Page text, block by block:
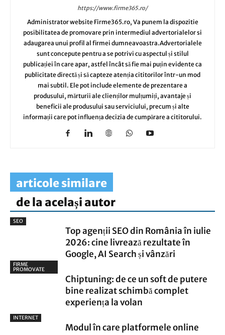
https://www.firme365.ro/
Administrator website Firme365.ro, Va punem la dispozitie
posibilitatea de promovare prin intermediul advertorialelor si
adaugarea unui profil al firmei dumneavoastra.Advertorialele
sunt concepute pentru a se potrivi cu aspectul și stilul
publicației în care apar, astfel încât să fie mai puțin evidente ca
publicitate directă și să capteze atenția cititorilor într-un mod
mai subtil. Ele pot include elemente de prezentare a
produsului, mărturii ale clienților mulțumiți, avantaje și
beneficii ale produsului sau serviciului, precum și alte
informații care pot influența decizia de cumpărare a cititorului.
articole similare
de la același autor
SEO
Top agenții SEO din România în iulie
2026: cine livrează rezultate în
Google, AI Search și vânzări
FIRME
PROMOVATE
Chiptuning: de ce un soft de putere
bine realizat schimbă complet
experiența la volan
INTERNET
Modul în care platformele online